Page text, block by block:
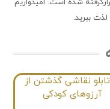
شده است. امیدواریم
ببرید.